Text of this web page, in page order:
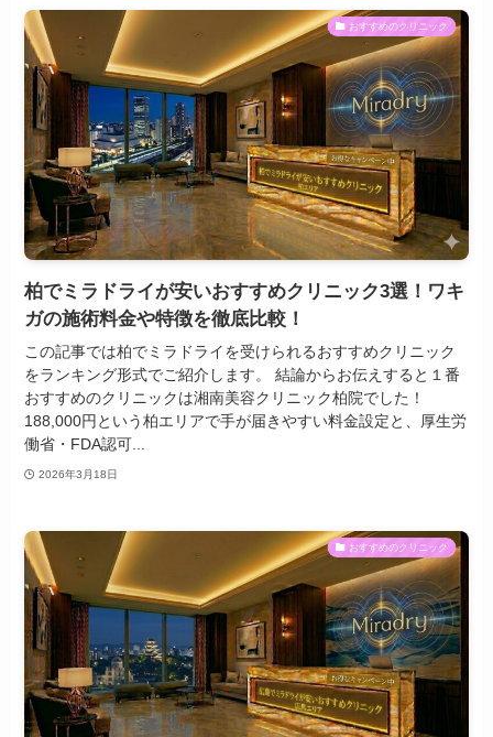
おすすめのクリニック
柏でミラドライが安いおすすめクリニック3選！ワキ
ガの施術料金や特徴を徹底比較！
この記事では柏でミラドライを受けられるおすすめクリニック
をランキング形式でご紹介します。 結論からお伝えすると１番
おすすめのクリニックは湘南美容クリニック柏院でした！
188,000円という柏エリアで手が届きやすい料金設定と、厚生労
働省・FDA認可...
2026年3月18日
おすすめのクリニック